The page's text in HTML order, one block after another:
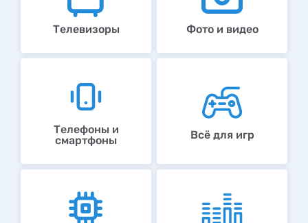
Телевизоры Фото и видео
Телефоны и
смартфоны
Всё для игр